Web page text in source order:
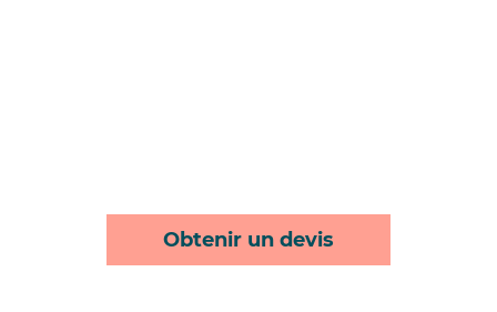
Obtenir un devis